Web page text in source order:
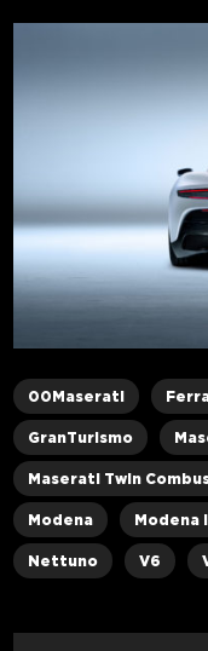
00Maserati
GranTurismo
Maserati Twin
Modena Modena
Nettuno V6